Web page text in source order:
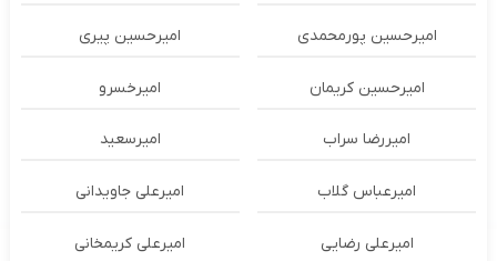
امیرحسین پورمحمدی امیرحسین پیری
امیرحسین کریمان امیرخسرو
امیررضا سراب امیرسعید
امیرعباس گلاب امیرعلی جاویدانی
امیرعلی رضایی امیرعلی کریمخانی